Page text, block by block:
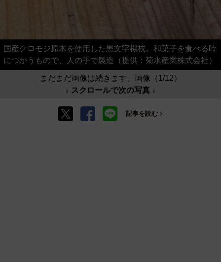
国産クロモジ原木を使用した黒文字楊枝。和菓子を食べる時
につかうもので、人の手で製造（提供：菊水産業株式会社）
まだまだ画像は続きます。画像（1/12）
↓ スクロールで次の写真 ↓
記事を読む